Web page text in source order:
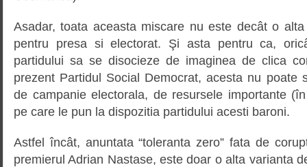
Asadar, toata aceasta miscare nu este decât o
pentru presa si electorat. Şi asta pentru ca,
partidului sa se disocieze de imaginea de clica
prezent Partidul Social Democrat, acesta nu poate
de campanie electorala, de resursele importante
pe care le pun la dispozitia partidului acesti baroni.
Astfel încât, anuntata “toleranta zero” fata de
premierul Adrian Nastase, este doar o alta varianta